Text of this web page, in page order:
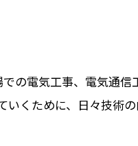
電気工事、電気通
くために、日々技